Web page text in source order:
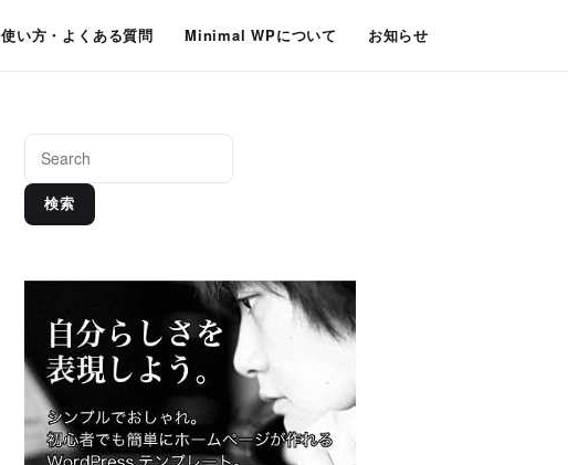
使い方・よくある質問 Minimal WPについて お知らせ
検索